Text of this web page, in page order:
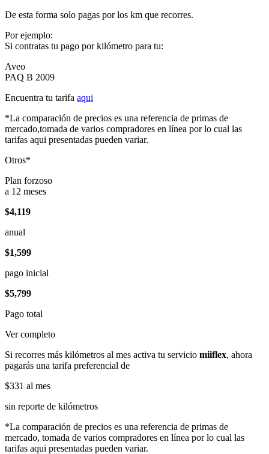
De esta forma solo pagas por los km que recorres.
Por ejemplo:
Si contratas tu pago por kilómetro para tu:
Aveo
PAQ B 2009
Encuentra tu tarifa aqui
*La comparación de precios es una referencia de primas de
mercado,tomada de varios compradores en línea por lo cual las
tarifas aqui presentadas pueden variar.
Otros*
Plan forzoso
a 12 meses
$4,119
anual
$1,599
pago inicial
$5,799
Pago total
Ver completo
Si recorres más kilómetros al mes activa tu servicio miiflex, ahora
pagarás una tarifa preferencial de
$331 al mes
sin reporte de kilómetros
*La comparación de precios es una referencia de primas de
mercado, tomada de varios compradores en línea por lo cual las
tarifas aqui presentadas pueden variar.